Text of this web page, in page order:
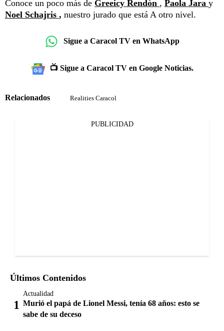
Conoce un poco más de Greeicy Rendón , Paola Jara y
Noel Schajris , nuestro jurado que está A otro nivel.
Sigue a Caracol TV en WhatsApp
📺 Sigue a Caracol TV en Google Noticias.
Relacionados Realities Caracol
PUBLICIDAD
Últimos Contenidos
Actualidad
Murió el papá de Lionel Messi, tenía 68 años: esto se
sabe de su deceso